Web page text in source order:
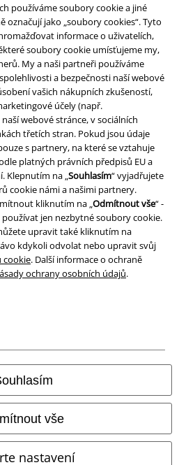
používáme soubory cookie a jiné
označují jako „soubory cookies“. Tyto
informace o uživatelích,
soubory cookie umísťujeme my,
My a naši partneři používáme
a bezpečnosti naší webové
vašich nákupních zkušeností,
účely (např.
webové stránce, v sociálních
třetích stran. Pokud jsou údaje
s partnery, na které se vztahuje
platných právních předpisů EU a
Klepnutím na „Souhlasím“ vyjadřujete
cookie námi a našimi partnery.
kliknutím na „Odmítnout vše“ -
jen nezbytné soubory cookie.
upravit také kliknutím na
kdykoli odvolat nebo upravit svůj
cookie. Další informace o ochraně
ochrany osobních údajů.
vše
nastavení
prostředí